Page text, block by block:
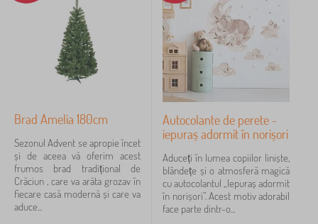
să fie întotdeauna netedă și uscată. Decoratiunile
sunt foarte usor de intretinut daca le ștergti ușor cu o
cârpă umedă.
Subcategorii
Tipul ofertei
Brad Amelia 180cm
Sezonul Advent se apropie încet
și de aceea vă oferim acest
frumos brad tradițional de
Crăciun , care va arăta grozav în
fiecare casă modernă și care va
aduce...
Autocolante de perete -
iepuraș adormit în norișori
Aduceți în lumea copiilor liniște,
blândețe și o atmosferă magică
cu autocolantul „Iepuraș adormit
în norișori”. Acest motiv adorabil
face parte dintr-o...